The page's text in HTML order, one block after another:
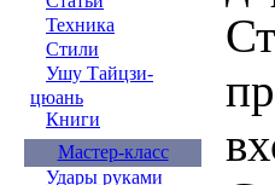
Техника
Стили
Ушу Тайцзи-
цюань
Книги
Мастер-класс
Удары руками